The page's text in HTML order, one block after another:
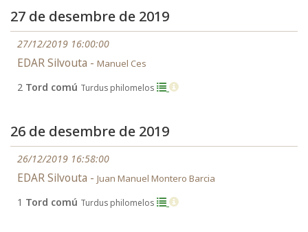
27 de desembre de 2019
27/12/2019 16:00:00
EDAR Silvouta - Manuel Ces
2 Tord comú Turdus philomelos
26 de desembre de 2019
26/12/2019 16:58:00
EDAR Silvouta - Juan Manuel Montero Barcia
1 Tord comú Turdus philomelos